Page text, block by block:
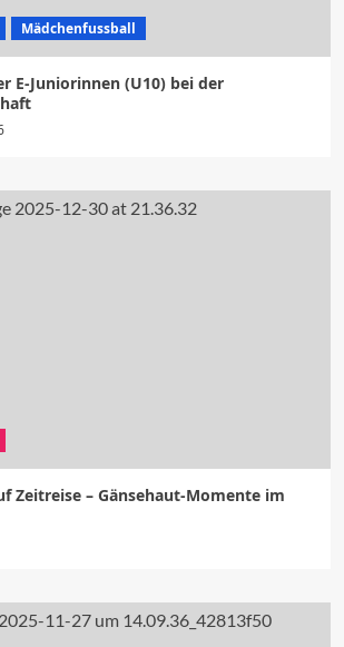
Mädchenfussball
E-Juniorinnen (U10) bei der
Zeitreise – Gänsehaut-Momente im